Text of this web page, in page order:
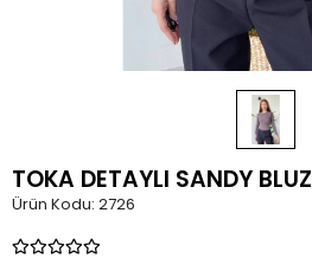
TOKA DETAYLI SANDY BLUZ
Ürün Kodu: 2726